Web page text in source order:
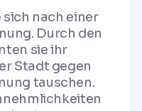
sich nach einer
Durch den
sie ihr
Stadt gegen
tauschen.